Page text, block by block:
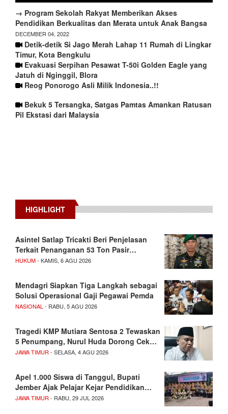
→ Program Sekolah Rakyat Memberikan Akses
Pendidikan Berkualitas dan Merata untuk Anak Bangsa
DECEMBER 04, 2022
Detik-detik Si Jago Merah Lahap 11 Rumah di Lingkar
Timur, Kota Bengkulu
Evakuasi Serpihan Pesawat T-50i Golden Eagle yang
Jatuh di Nginggil, Blora
Reog Ponorogo Asli Milik Indonesia..!!
Bekuk 5 Tersangka, Satgas Pamtas Amankan Ratusan
Pil Ekstasi dari Malaysia
HIGHLIGHT
Asintel Satlap Tricakti Beri Penjelasan
Terkait Penanganan 53 Ton Pasir…
HUKUM- KAMIS, 6 AGU 2026
Mendagri Siapkan Tiga Langkah sebagai
Solusi Operasional Gaji Pegawai Pemda
NASIONAL - RABU, 5 AGU 2026
Tragedi KMP Mutiara Sentosa 2 Tewaskan
5 Penumpang, Nurul Huda Dorong Cek…
JAWA TIMUR - SELASA, 4 AGU 2026
Apel 1.000 Siswa di Tanggul, Bupati
Jember Ajak Pelajar Kejar Pendidikan…
JAWA TIMUR - RABU, 29 JUL 2026